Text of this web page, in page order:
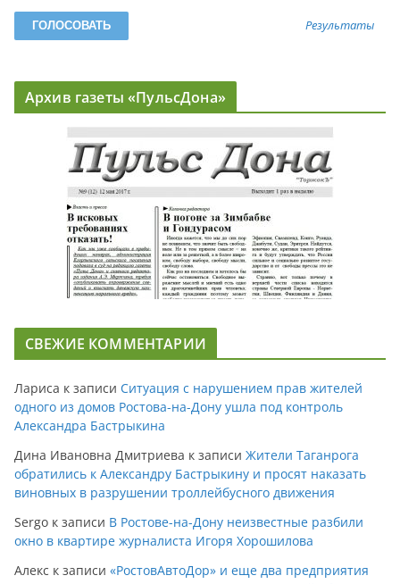
Результаты
Архив газеты «ПульсДона»
СВЕЖИЕ КОММЕНТАРИИ
Лариса к записи Ситуация с нарушением прав жителей
одного из домов Ростова-на-Дону ушла под контроль
Александра Бастрыкина
Дина Ивановна Дмитриева к записи Жители Таганрога
обратились к Александру Бастрыкину и просят наказать
виновных в разрушении троллейбусного движения
Sergo к записи В Ростове-на-Дону неизвестные разбили
окно в квартире журналиста Игоря Хорошилова
Алекс к записи «РостовАвтоДор» и еще два предприятия